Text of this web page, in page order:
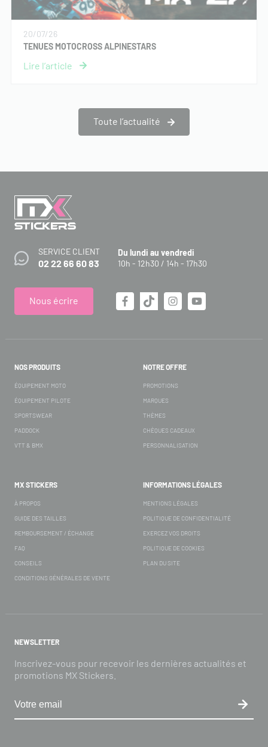
20/07/26
TENUES MOTOCROSS ALPINESTARS
Toute l’actualité
SERVICE CLIENT
02 22 66 60 83
Du lundi au vendredi
10h - 12h30 / 14h - 17h30
Nous écrire
NOS PRODUITS
ÉQUIPEMENT MOTO
ÉQUIPEMENT PILOTE
SPORTSWEAR
PADDOCK
VTT & BMX
NOTRE OFFRE
PROMOTIONS
MARQUES
THÈMES
CHÈQUES CADEAUX
PERSONNALISATION
MX STICKERS
À PROPOS
GUIDE DES TAILLES
REMBOURSEMENT / ÉCHANGE
FAQ
CONSEILS
CONDITIONS GÉNÉRALES DE VENTE
INFORMATIONS LÉGALES
MENTIONS LÉGALES
POLITIQUE DE CONFIDENTIALITÉ
EXERCEZ VOS DROITS
POLITIQUE DE COOKIES
PLAN DU SITE
NEWSLETTER
Inscrivez-vous pour recevoir les dernières actualités et
promotions MX Stickers.